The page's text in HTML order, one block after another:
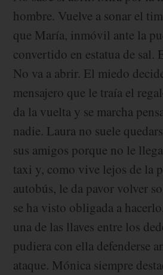
hombre. Vuelve a sonar el
que María, inmóvil ante la
convertido en estatua de sal.
No va a abrir. El miedo
mensajero que le traía el
da la vuelta y se marcha
nadie. Laura no suele
sus amigos porque no le
taxi y, como vive lejos de la
autobús, le da pavor volver
se ha visto obligada a
una de las llaves entre los
pudiera con ella defenderse
ataque. Mónica siempre